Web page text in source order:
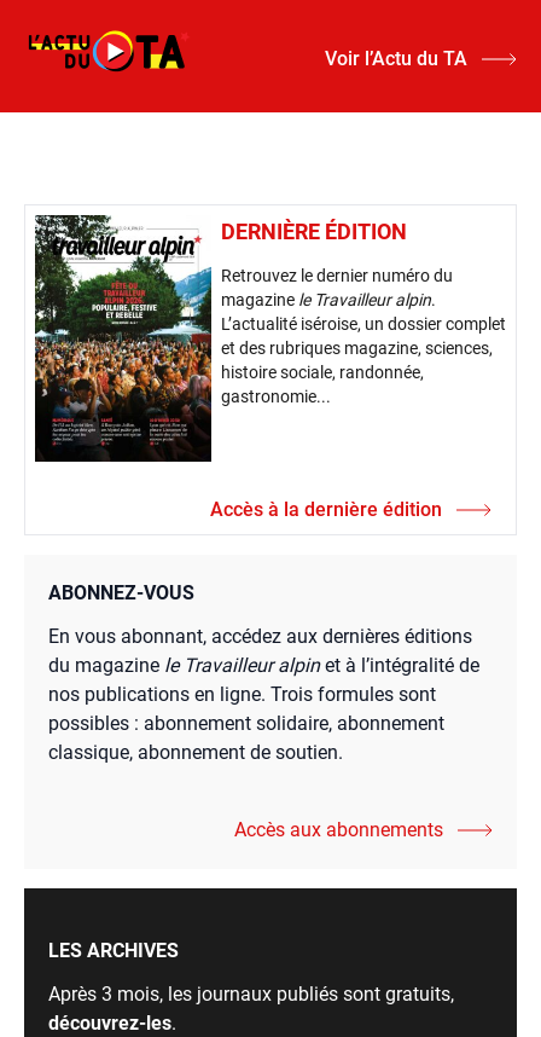
Voir l’Actu du TA
DERNIÈRE ÉDITION
Retrouvez le dernier numéro du
magazine le Travailleur alpin.
L’actualité iséroise, un dossier complet
et des rubriques magazine, sciences,
histoire sociale, randonnée,
gastronomie...
Accès à la dernière édition
ABONNEZ-VOUS
En vous abonnant, accédez aux dernières éditions
du magazine le Travailleur alpinet à l’intégralité de
nos publications en ligne. Trois formules sont
possibles : abonnement solidaire, abonnement
classique, abonnement de soutien.
Accès aux abonnements
LES ARCHIVES
Après 3 mois, les journaux publiés sont gratuits,
découvrez-les.